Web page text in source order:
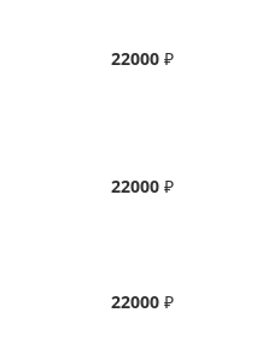
22000₽
22000₽
22000₽